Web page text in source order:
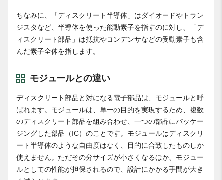
ちなみに、「ディスクリート半導体」はダイオードやトラン
ジスタなど、半導体を使った能動素子を指すのに対し、「デ
ィスクリート部品」は抵抗やコンデンサなどの受動素子も含
んだ素子全体を指します。
モジュールとの違い
ディスクリート部品と対になる電子部品は、モジュールと呼
ばれます。モジュールは、単一の目的を実現するため、複数
のディスクリート部品を組み合わせ、一つの部品にパッケー
ジングした部品（IC）のことです。モジュールはディスクリ
ート半導体のような自由度はなく、目的に合致したものしか
使えません。ただその分サイズが小さくなるほか、モジュー
ルとしての性能が担保されるので、設計にかかる手間が大き